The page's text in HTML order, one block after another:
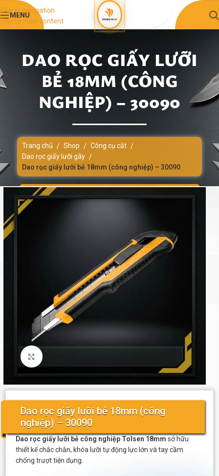
Skip to navigation
Skip to main content
MENU
DAO RỌC GIẤY LƯỠI
BẺ 18MM (CÔNG
NGHIỆP) – 30090
Trang chủ / Shop / Công cụ cắt /
Dao rọc giấy lưỡi gãy /
Dao rọc giấy lưỡi bẻ 18mm (công nghiệp) – 30090
Click to enlarge
Dao rọc giấy lưỡi bẻ 18mm (công
nghiệp) – 30090
Dao rọc giấy lưỡi bẻ công nghiệp Tolsen 18mm sở hữu
thiết kế chắc chắn, khóa lưỡi tự động lực lớn và tay cầm
chống trượt tiện dụng.